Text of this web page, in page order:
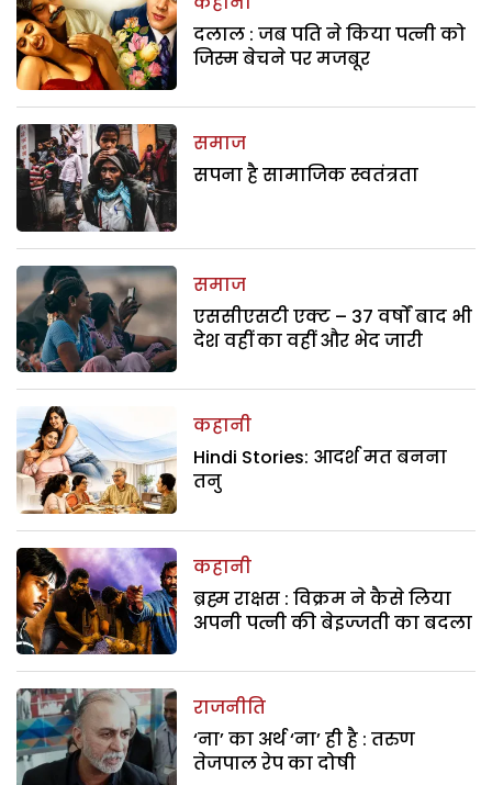
दलाल : जब पति ने किया पत्नी को
जिस्म बेचने पर मजबूर
समाज
सपना है सामाजिक स्वतंत्रता
समाज
एससीएसटी एक्ट – 37 वर्षों बाद भी
देश वहीं का वहीं और भेद जारी
कहानी
Hindi Stories: आदर्श मत बनना
तनु
कहानी
ब्रह्म राक्षस : विक्रम ने कैसे लिया
अपनी पत्नी की बेइज्जती का बदला
राजनीति
‘ना’ का अर्थ ‘ना’ ही है : तरुण
तेजपाल रेप का दोषी